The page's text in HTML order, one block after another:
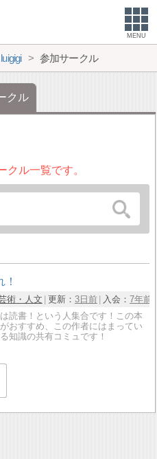
MENU
luigigi 参加サークル
クル
クル一覧です。
術・人文 更新： 3日前 入会： 7年前
読書！という人集合です！この本
おすすめ、この作者にはまってい
知識の共有コミュです！